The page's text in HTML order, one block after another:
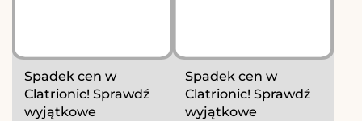
Spadek cen w
Clatrionic! Sprawdź
wyjątkowe
Spadek cen w
Clatrionic! Sprawdź
wyjątkowe